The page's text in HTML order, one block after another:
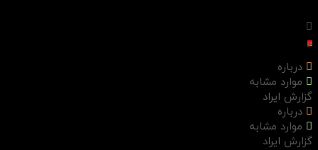
لغو
درباره
موارد مشابه
گزارش ایراد
درباره
موارد مشابه
گزارش ایراد